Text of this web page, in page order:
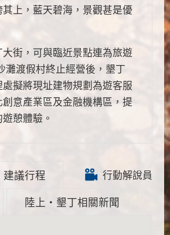
其上，藍天碧海，景觀甚是優
大街，可與臨近景點連為旅遊
灘渡假村終止經營後，墾丁
處擬將現址建物規劃為遊客服
意產業區及金融機構區，提
憩體驗。
行動解說員
建議行程
陸上‧墾丁相關新聞